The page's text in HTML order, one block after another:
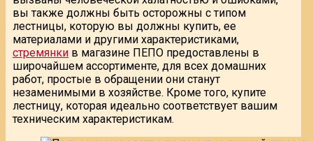
вы также должны быть осторожны с типом
лестницы, которую вы должны купить, ее
материалами и другими характеристиками,
стремянки в магазине ПЕПО предоставлены в
широчайшем ассортименте, для всех домашних
работ, простые в обращении они станут
незаменимыми в хозяйстве. Кроме того, купите
лестницу, которая идеально соответствует вашим
техническим характеристикам.